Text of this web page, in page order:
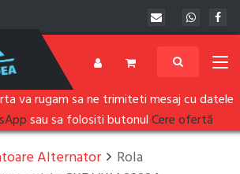
va rugam sa ne trimiteti mesaj cu datele
sau sa folositi butonulCere ofertă
Alternator
Rola